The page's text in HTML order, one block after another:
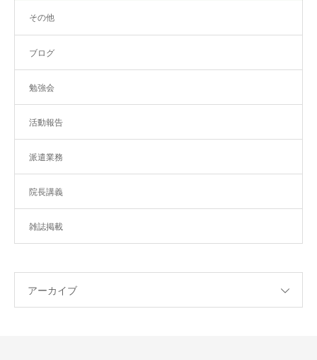
その他
ブログ
勉強会
活動報告
派遣業務
院長講義
雑誌掲載
アーカイブ